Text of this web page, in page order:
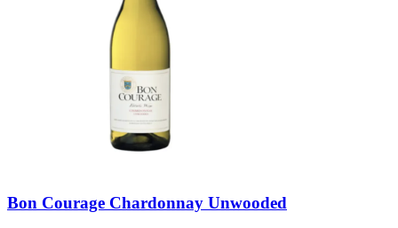
Bon Courage Chardonnay Unwooded